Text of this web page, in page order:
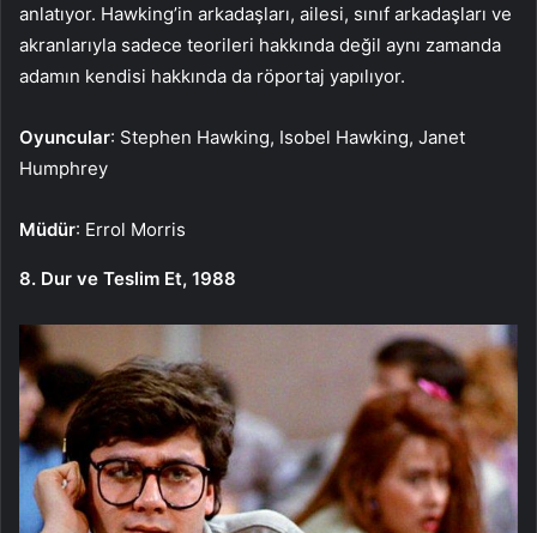
anlatıyor. Hawking’in arkadaşları, ailesi, sınıf arkadaşları ve
akranlarıyla sadece teorileri hakkında değil aynı zamanda
adamın kendisi hakkında da röportaj yapılıyor.
Oyuncular: Stephen Hawking, Isobel Hawking, Janet
Humphrey
Müdür: Errol Morris
8. Dur ve Teslim Et, 1988